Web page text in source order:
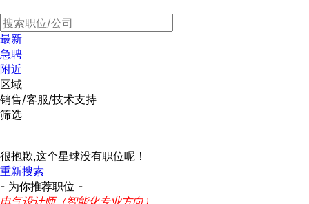
最新
急聘
附近
区域
销售/客服/技术支持
筛选
很抱歉,这个星球没有职位呢！
重新搜索
- 为你推荐职位 -